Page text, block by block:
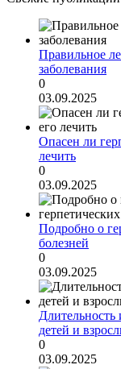
Правильное
заболевания
0
03.09.2025
Опасен ли
лечить
0
03.09.2025
Подробно о
болезней
0
03.09.2025
детей и
0
03.09.2025